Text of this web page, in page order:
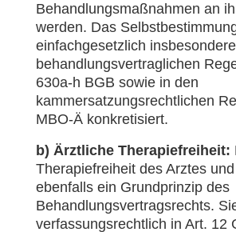
Behandlungsmaßnahmen an
werden. Das
einfachgesetzlich
behandlungsvertraglichen
630a-h BGB sowie in den
kammersatzungsrechtlichen
MBO-Ä konkretisiert.
b) Ärztliche Therapiefreiheit:
Therapiefreiheit des Arztes
ebenfalls ein Grundprinzip des
Behandlungsvertragsrechts.
verfassungsrechtlich in Art. 12